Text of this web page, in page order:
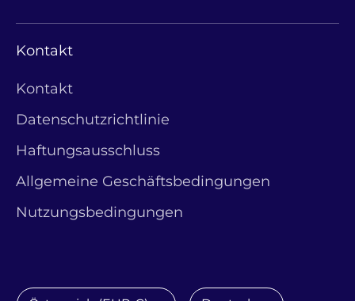
Kontakt
Kontakt
Datenschutzrichtlinie
Haftungsausschluss
Allgemeine Geschäftsbedingungen
Nutzungsbedingungen
Währung Sprache